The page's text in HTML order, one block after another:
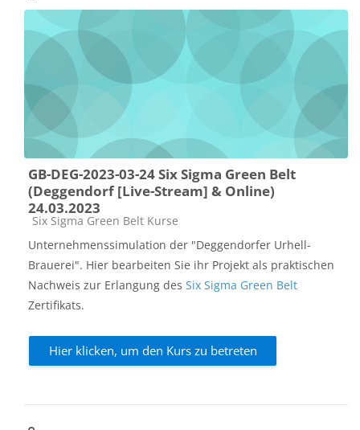
GB-DEG-2023-03-24 Six Sigma Green Belt
(Deggendorf [Live-Stream] & Online)
24.03.2023
Kursbereich
Six Sigma Green Belt Kurse
Unternehmenssimulation der "Deggendorfer Urhell-
Brauerei". Hier bearbeiten Sie ihr Projekt als praktischen
Nachweis zur Erlangung des Six Sigma Green Belt
Zertifikats.
Hier klicken, um den Kurs zu betreten